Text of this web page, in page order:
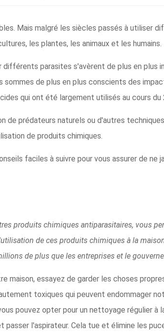
Mais malgré les siècles passés à utiliser
les plantes, les animaux et les humains.
parasites s'avèrent de plus en plus
de plus en plus conscients des
qui ont été largement utilisés au cours du
de prédateurs naturels ou d'autres
de produits chimiques.
faciles à suivre pour vous assurer de ne
produits chimiques antiparasitaires, vous
de ces produits chimiques à la
de plus que les entreprises et le
maison, essayez de garder les choses
toxiques qui peuvent endommager
pouvez opter pour un nettoyage régulier à
passer l'aspirateur. Cela tue et élimine les